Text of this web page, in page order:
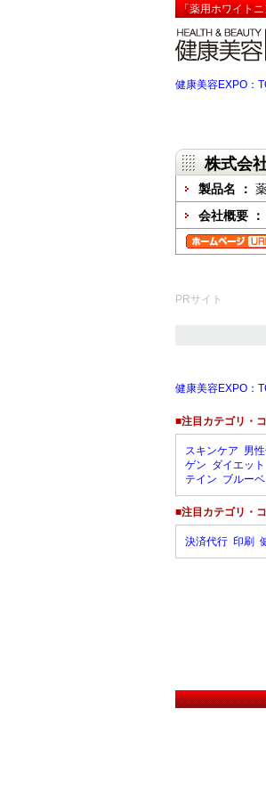
「薬用ホワイト
健康美容EXPO：
株式会
製品名 ：
会社概要 ：
PRサイト
健康美容EXPO：
■注目カテゴリ・
スキンケア 男
ゲン ダイエット
テイン ブルー
■注目カテゴリ・
決済代行 印刷